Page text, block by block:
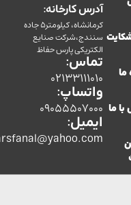
آدرس کارخانه:
کرمانشاه، کیلومتر5 جاده
سنندج،شرکت صنایع
الکتریکی پارس حفاظ
تماس:
02133111010
واتساپ:
09055507000
ایمیل:
co.parsfanal@yahoo.com